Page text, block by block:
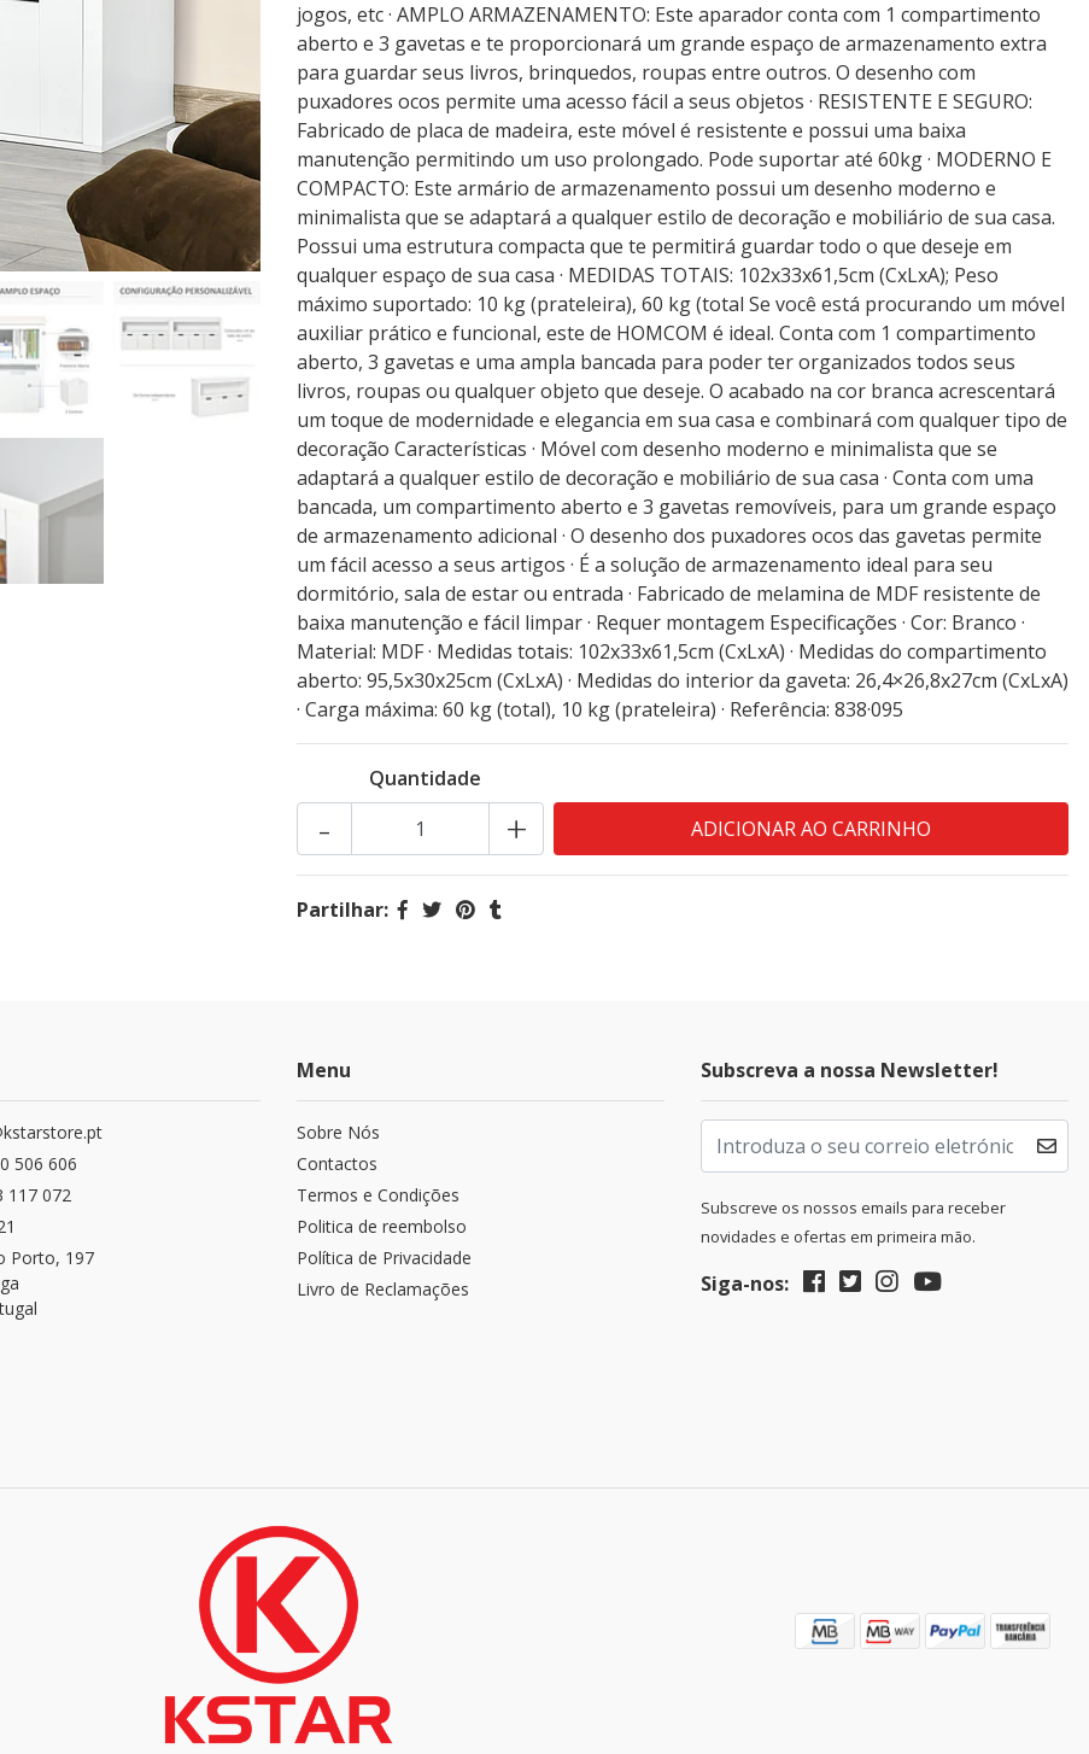
jogos, etc · AMPLO ARMAZENAMENTO: Este aparador conta com 1 compartimento
aberto e 3 gavetas e te proporcionará um grande espaço de armazenamento extra
para guardar seus livros, brinquedos, roupas entre outros. O desenho com
puxadores ocos permite uma acesso fácil a seus objetos · RESISTENTE E SEGURO:
Fabricado de placa de madeira, este móvel é resistente e possui uma baixa
manutenção permitindo um uso prolongado. Pode suportar até 60kg · MODERNO E
COMPACTO: Este armário de armazenamento possui um desenho moderno e
minimalista que se adaptará a qualquer estilo de decoração e mobiliário de sua casa.
Possui uma estrutura compacta que te permitirá guardar todo o que deseje em
qualquer espaço de sua casa · MEDIDAS TOTAIS: 102x33x61,5cm (CxLxA); Peso
máximo suportado: 10 kg (prateleira), 60 kg (total Se você está procurando um móvel
auxiliar prático e funcional, este de HOMCOM é ideal. Conta com 1 compartimento
aberto, 3 gavetas e uma ampla bancada para poder ter organizados todos seus
livros, roupas ou qualquer objeto que deseje. O acabado na cor branca acrescentará
um toque de modernidade e elegancia em sua casa e combinará com qualquer tipo de
decoração Características · Móvel com desenho moderno e minimalista que se
adaptará a qualquer estilo de decoração e mobiliário de sua casa · Conta com uma
bancada, um compartimento aberto e 3 gavetas removíveis, para um grande espaço
de armazenamento adicional · O desenho dos puxadores ocos das gavetas permite
um fácil acesso a seus artigos · É a solução de armazenamento ideal para seu
dormitório, sala de estar ou entrada · Fabricado de melamina de MDF resistente de
baixa manutenção e fácil limpar · Requer montagem Especificações · Cor: Branco ·
Material: MDF · Medidas totais: 102x33x61,5cm (CxLxA) · Medidas do compartimento
aberto: 95,5x30x25cm (CxLxA) · Medidas do interior da gaveta: 26,4×26,8x27cm (CxLxA)
· Carga máxima: 60 kg (total), 10 kg (prateleira) · Referência: 838·095
Quantidade
+
-
Partilhar:
506 606
117 072
Porto, 197
Menu
Sobre Nós
Contactos
Termos e Condições
Politica de reembolso
Política de Privacidade
Livro de Reclamações
Subscreva a nossa Newsletter!
Subscreve os nossos emails para receber
novidades e ofertas em primeira mão.
Siga-nos: